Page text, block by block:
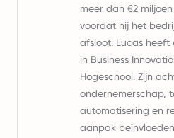
meer dan €2
voordat hij het
afsloot. Lucas
in Business
Hogeschool. Zijn
ondernemerschap,
automatisering en
aanpak